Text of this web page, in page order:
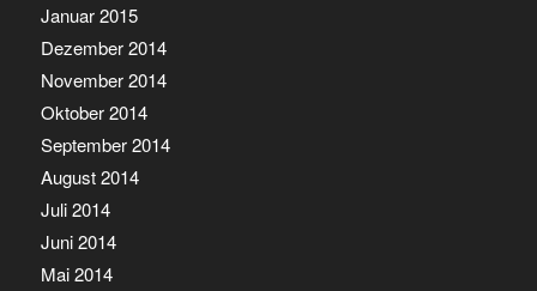
Januar 2015
Dezember 2014
November 2014
Oktober 2014
September 2014
August 2014
Juli 2014
Juni 2014
Mai 2014